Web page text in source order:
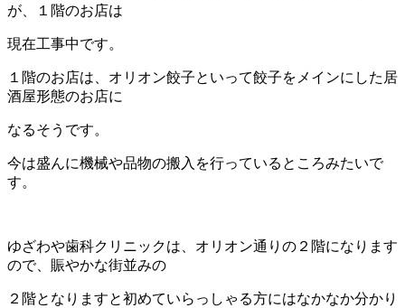
が、１階のお店は
現在工事中です。
１階のお店は、オリオン餃子といって餃子をメインにした居
酒屋形態のお店に
なるそうです。
今は盛んに機械や品物の搬入を行っているところみたいで
す。
ゆざわや歯科クリニックは、オリオン通りの２階になります
ので、賑やかな街並みの
２階となりますと初めていらっしゃる方にはなかなか分かり